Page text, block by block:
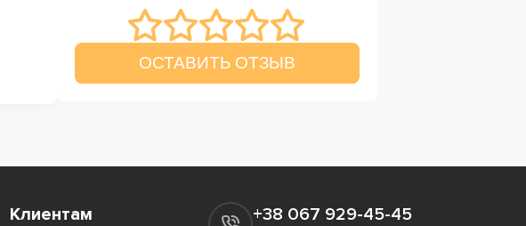
ОСТАВИТЬ ОТЗЫВ
Клиентам
+38 067 929-45-45